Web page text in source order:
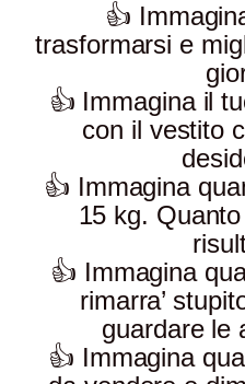
👍
trasformarsi e
👍 Immagina il
con il vestito
👍 Immagina
15 kg.
👍 Immagina
rimarra’
guardare le
👍 Immagina